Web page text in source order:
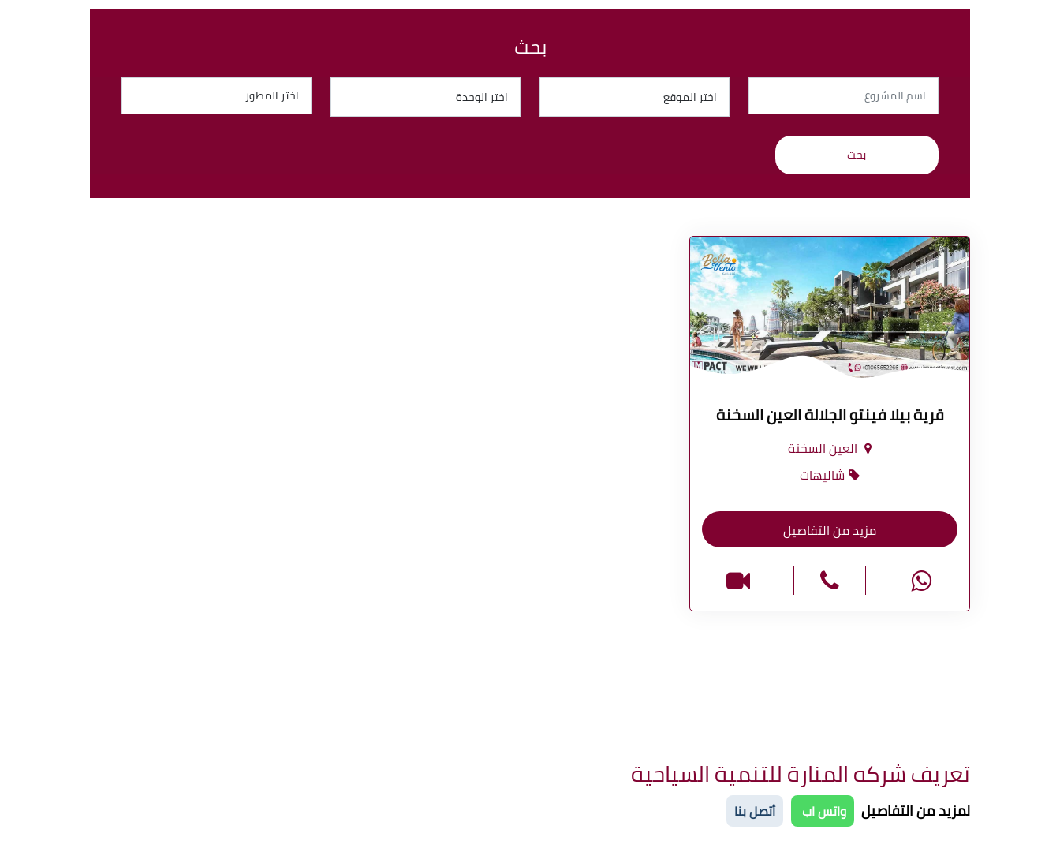
بحث
قرية بيلا فينتو الجلالة العين السخنة
العين السخنة
شاليهات
مزيد من التفاصيل
تعريف شركه المنارة للتنمية السياحية
لمزيد من التفاصيل واتس اب أتصل بنا